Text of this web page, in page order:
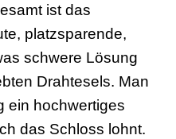
ist das
platzsparende,
schwere Lösung
Drahtesels. Man
ein hochwertiges
das Schloss lohnt.